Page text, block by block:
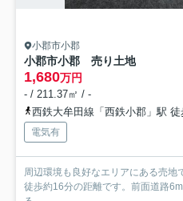
小郡市小郡
小郡市小郡 売り土地
1,680万円
- / 211.37㎡ / -
西鉄大牟田線「西鉄小郡」駅 徒
電気有
周辺環境も良好なエリアにある売
徒歩約16分の距離です。前面道路